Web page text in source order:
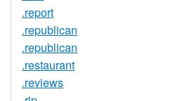
.report
.republican
.republican
.restaurant
.reviews